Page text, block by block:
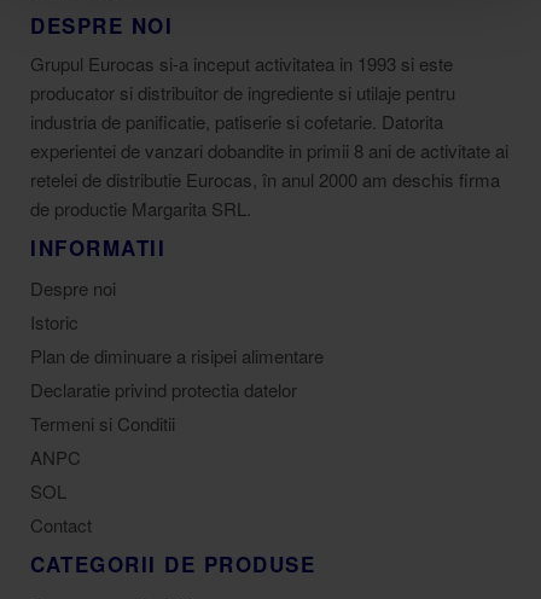
DESPRE NOI
Grupul Eurocas si-a inceput activitatea in 1993 si este
producator si distribuitor de ingrediente si utilaje pentru
industria de panificatie, patiserie si cofetarie. Datorita
experientei de vanzari dobandite in primii 8 ani de activitate ai
retelei de distributie Eurocas, în anul 2000 am deschis firma
de productie Margarita SRL.
INFORMATII
Despre noi
Istoric
Plan de diminuare a risipei alimentare
Declaratie privind protectia datelor
Termeni si Conditii
ANPC
SOL
Contact
CATEGORII DE PRODUSE